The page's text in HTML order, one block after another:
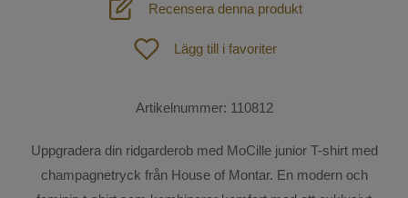
Mössor och Pannband
Övrigt
Mode
Recensera denna produkt
Lägg till i favoriter
Artikelnummer: 110812
Uppgradera din ridgarderob med MoCille junior T-shirt med
champagnetryck från House of Montar. En modern och